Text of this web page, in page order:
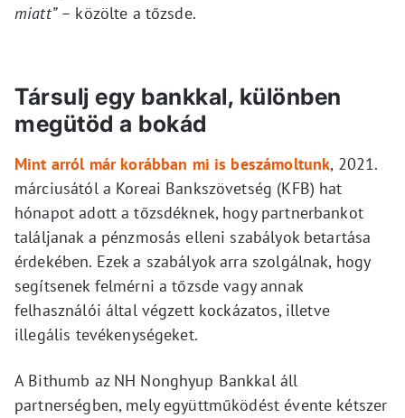
miatt”– közölte a tőzsde.
Társulj egy bankkal, különben
megütöd a bokád
Mint arról már korábban mi is beszámoltunk, 2021.
márciusától a Koreai Bankszövetség (KFB) hat
hónapot adott a tőzsdéknek, hogy partnerbankot
találjanak a pénzmosás elleni szabályok betartása
érdekében. Ezek a szabályok arra szolgálnak, hogy
segítsenek felmérni a tőzsde vagy annak
felhasználói által végzett kockázatos, illetve
illegális tevékenységeket.
A Bithumb az NH Nonghyup Bankkal áll
partnerségben, mely együttműködést évente kétszer